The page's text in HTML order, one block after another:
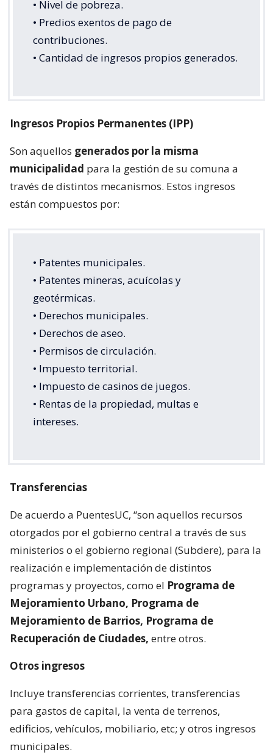
• Nivel de pobreza.
• Predios exentos de pago de
contribuciones.
• Cantidad de ingresos propios generados.
Ingresos Propios Permanentes (IPP)
Son aquellos generados por la misma
municipalidad para la gestión de su comuna a
través de distintos mecanismos. Estos ingresos
están compuestos por:
• Patentes municipales.
• Patentes mineras, acuícolas y
geotérmicas.
• Derechos municipales.
• Derechos de aseo.
• Permisos de circulación.
• Impuesto territorial.
• Impuesto de casinos de juegos.
• Rentas de la propiedad, multas e
intereses.
Transferencias
De acuerdo a PuentesUC, “son aquellos recursos
otorgados por el gobierno central a través de sus
ministerios o el gobierno regional (Subdere), para la
realización e implementación de distintos
programas y proyectos, como el Programa de
Mejoramiento Urbano, Programa de
Mejoramiento de Barrios, Programa de
Recuperación de Ciudades, entre otros.
Otros ingresos
Incluye transferencias corrientes, transferencias
para gastos de capital, la venta de terrenos,
edificios, vehículos, mobiliario, etc; y otros ingresos
municipales.